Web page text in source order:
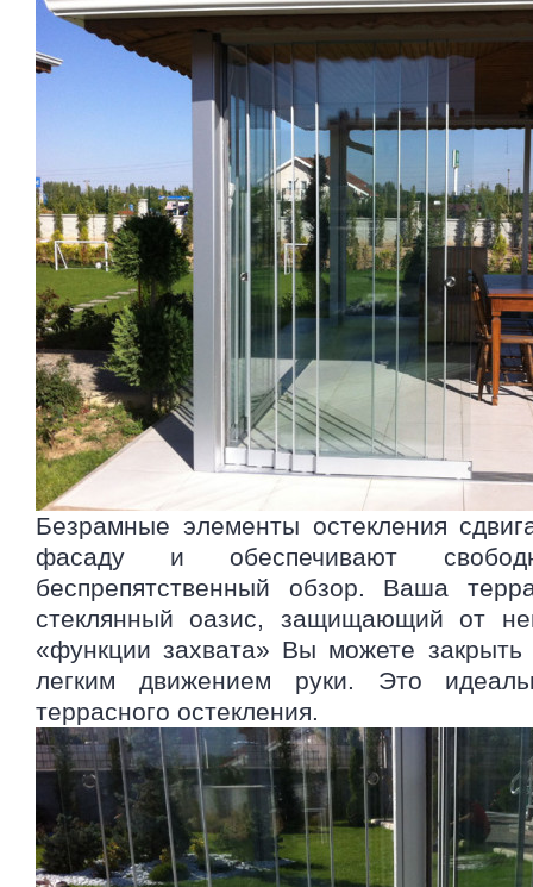
Безрамные элементы остекления
фасаду и обеспечивают
беспрепятственный обзор. Ваша
стеклянный оазис, защищающий от
«функции захвата» Вы можете
легким движением руки. Это
террасного остекления.